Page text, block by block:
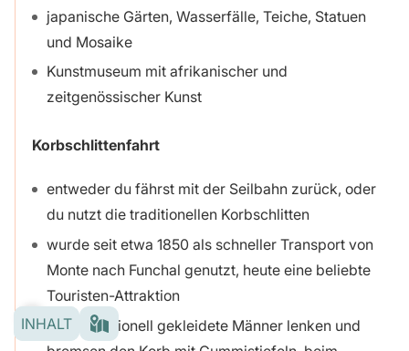
japanische Gärten, Wasserfälle, Teiche, Statuen
und Mosaike
Kunstmuseum mit afrikanischer und
zeitgenössischer Kunst
Korbschlittenfahrt
entweder du fährst mit der Seilbahn zurück, oder
du nutzt die traditionellen Korbschlitten
wurde seit etwa 1850 als schneller Transport von
Monte nach Funchal genutzt, heute eine beliebte
Touristen-Attraktion
zwei traditionell gekleidete Männer lenken und
INHALT